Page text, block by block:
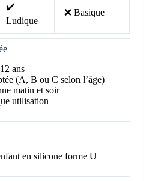
✔️
Ludique
❌ Basique
ans
(A, B ou C selon l’âge)
matin et soir
utilisation
en silicone forme U